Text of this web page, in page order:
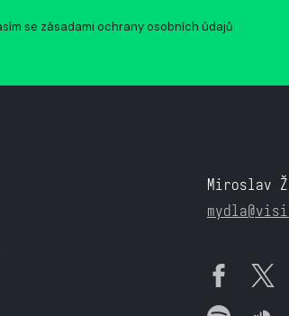
se zásadami ochrany osobních údajů
Miroslav